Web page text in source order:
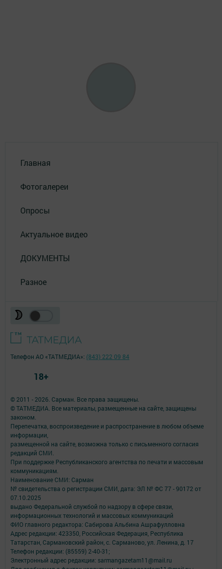
Главная
Фотогалереи
Опросы
Актуальное видео
ДОКУМЕНТЫ
Разное
© 2011 - 2026. Сарман. Все права защищены.
© ТАТМЕДИА. Все материалы, размещенные на сайте, защищены
законом.
Перепечатка, воспроизведение и распространение в любом объеме
информации,
размещенной на сайте, возможна только с письменного согласия
редакций СМИ.
При поддержке Республиканского агентства по печати и массовым
коммуникациям.
Наименование СМИ: Сарман
№ свидетельства о регистрации СМИ, дата: ЭЛ № ФС 77 - 90172 от
07.10.2025
выдано Федеральной службой по надзору в сфере связи,
информационных технологий и массовых коммуникаций
ФИО главного редактора: Сабирова Альбина Ашрафулловна
Адрес редакции: 423350, Российская Федерация, Республика
Татарстан, Сармановский район, с. Сарманово, ул. Ленина, д. 17
Телефон редакции: (85559) 2-40-31;
Электронный адрес редакции: sarmangazetam11@mail.ru
Телефон АО «ТАТМЕДИА»: (843) 222 09 84
18+